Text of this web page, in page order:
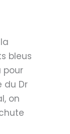
bleus
pour
du Dr
on